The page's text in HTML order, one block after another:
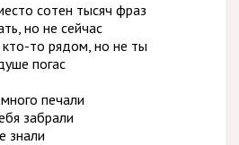
сотен тысяч фраз
но не сейчас
кто-то рядом, но не ты
погас
печали
забрали
знали